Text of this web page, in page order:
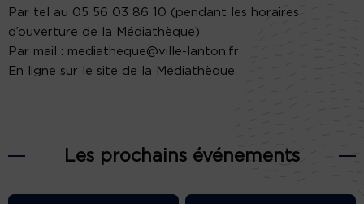
Par tel au 05 56 03 86 10 (pendant les horaires
d’ouverture de la Médiathèque)
Par mail : mediatheque@ville-lanton.fr
En ligne sur le site de la Médiathèque
Les prochains événements